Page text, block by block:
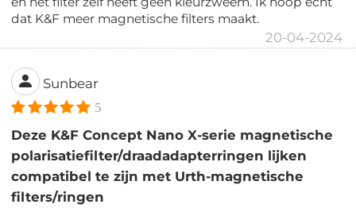
dat K&F meer magnetische filters maakt.
20-04-2024
Sunbear
5
Deze K&F Concept Nano X-serie magnetische
polarisatiefilter/draadadapterringen lijken
compatibel te zijn met Urth-magnetische
filters/ringen